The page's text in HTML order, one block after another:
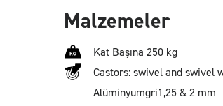
Malzemeler
Kat Başına 250 kg
Castors: swivel and swivel
Alüminyumgri1,25 & 2 mm